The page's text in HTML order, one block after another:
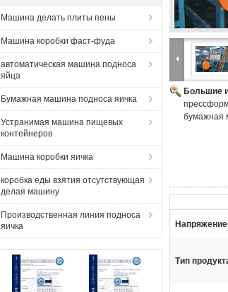
Машина делать плиты пены
Машина коробки фаст-фуда
автоматическая машина подноса
яйца
Бумажная машина подноса яичка
Устранимая машина пищевых
контейнеров
Машина коробки яичка
коробка еды взятия отсутствующая
делая машину
Производственная линия подноса
яичка
Большие
бумажная
Тип